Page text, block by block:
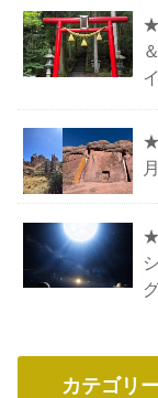
★
★
★
カテゴリ